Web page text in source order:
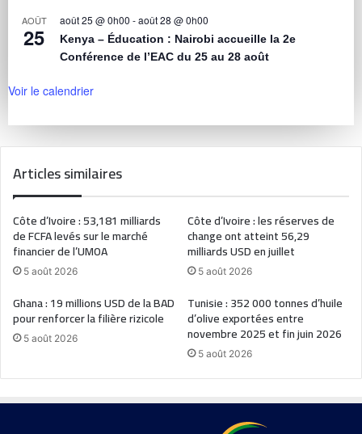
AOÛT
25
août 25 @ 0h00 -août 28 @ 0h00
Kenya – Éducation : Nairobi accueille la 2e
Conférence de l’EAC du 25 au 28 août
Voir le calendrier
Articles similaires
Côte d’Ivoire : 53,181 milliards
de FCFA levés sur le marché
financier de l’UMOA
5 août 2026
Côte d’Ivoire : les réserves de
change ont atteint 56,29
milliards USD en juillet
5 août 2026
Ghana : 19 millions USD de la BAD
pour renforcer la filière rizicole
5 août 2026
Tunisie : 352 000 tonnes d’huile
d’olive exportées entre
novembre 2025 et fin juin 2026
5 août 2026